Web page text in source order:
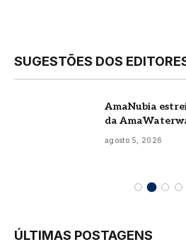
SUGESTÕES DOS
AmaNubia
da
agosto 5, 2026
ÚLTIMAS POSTAGENS